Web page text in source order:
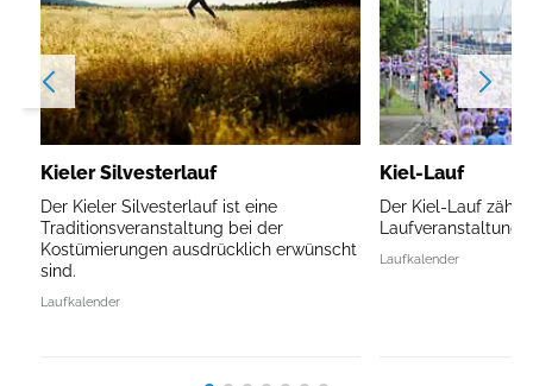
Kieler Silvesterlauf
Der Kieler Silvesterlauf ist eine
Traditionsveranstaltung bei der
Kostümierungen ausdrücklich erwünscht
sind.
Laufkalender
Kiel-Lauf
Der Kiel-Lauf zählt
Laufkalender